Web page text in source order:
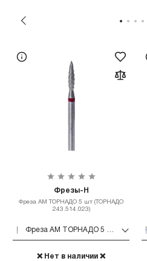
Фрезы-Н
Фреза АМ ТОРНАДО 5 шт (ТОРНАДО
243.514.023)
Фреза АМ ТОРНАДО 5 шт (ТОРНАДО 243.514.023)
❌ Нет в наличии ❌